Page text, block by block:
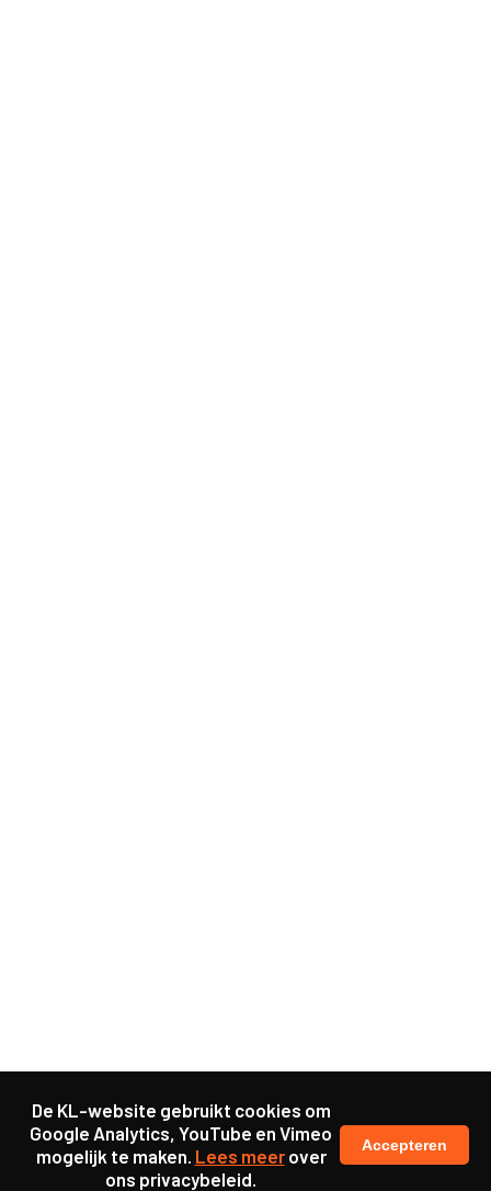
De KL-website gebruikt cookies om
Google Analytics, YouTube en Vimeo
mogelijk te maken. Lees meerover
ons privacybeleid.
Accepteren